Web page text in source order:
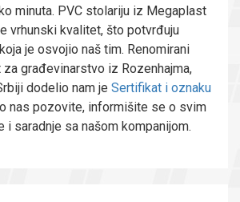
minuta. PVC stolariju iz Megaplast
vrhunski kvalitet, što potvrđuju
je osvojio naš tim. Renomirani
građevinarstvo iz Rozenhajma,
dodelio nam je Sertifikat i oznaku
nas pozovite, informišite se o svim
i saradnje sa našom kompanijom.